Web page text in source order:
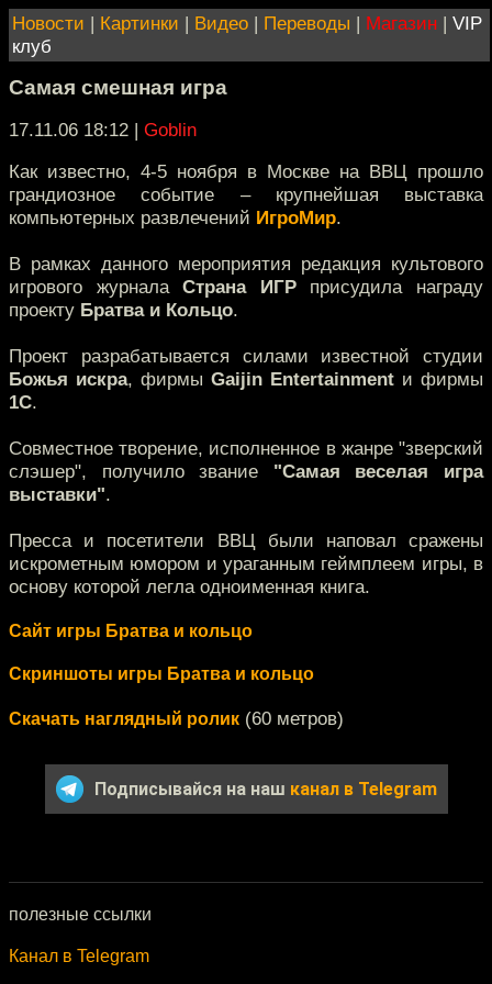
Новости | Картинки | Видео | Переводы | Магазин | VIP
клуб
Самая смешная игра
17.11.06 18:12 | Goblin
Как известно, 4-5 ноября в Москве на ВВЦ прошло
грандиозное событие – крупнейшая выставка
компьютерных развлечений ИгроМир.
В рамках данного мероприятия редакция культового
игрового журналаСтрана ИГРприсудила награду
проекту Братва и Кольцо.
Проект разрабатывается силами известной студии
Божья искра, фирмы Gaijin Entertainment и фирмы
1С.
Cовместное творение, исполненное в жанре "зверский
слэшер", получило звание "Самая веселая игра
выставки".
Пресса и посетители ВВЦ были наповал сражены
искрометным юмором и ураганным геймплеем игры, в
основу которой легла одноименная книга.
Сайт игры Братва и кольцо
Скриншоты игры Братва и кольцо
Скачать наглядный ролик (60 метров)
Подписывайся на наш канал в Telegram
полезные ссылки
Канал в Telegram